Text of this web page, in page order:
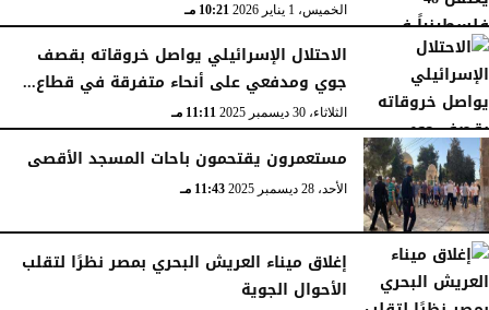
الخميس، 1 يناير 2026 10:21 مـ
الاحتلال الإسرائيلي يواصل خروقاته بقصف
جوي ومدفعي على أنحاء متفرقة في قطاع...
الثلاثاء، 30 ديسمبر 2025 11:11 مـ
مستعمرون يقتحمون باحات المسجد الأقصى
الأحد، 28 ديسمبر 2025 11:43 مـ
إغلاق ميناء العريش البحري بمصر نظرًا لتقلب
الأحوال الجوية